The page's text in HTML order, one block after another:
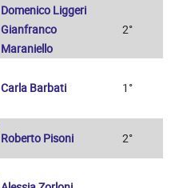
Domenico Liggeri
Gianfranco
Maraniello
2°
Carla Barbati 1°
Roberto Pisoni 2°